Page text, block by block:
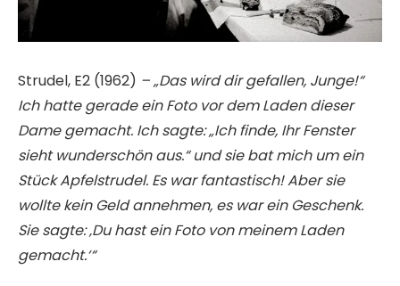
Strudel, E2 (1962) – „Das wird dir gefallen, Junge!“
Ich hatte gerade ein Foto vor dem Laden dieser
Dame gemacht. Ich sagte: „Ich finde, Ihr Fenster
sieht wunderschön aus.“ und sie bat mich um ein
Stück Apfelstrudel. Es war fantastisch! Aber sie
wollte kein Geld annehmen, es war ein Geschenk.
Sie sagte: ‚Du hast ein Foto von meinem Laden
gemacht.‘“